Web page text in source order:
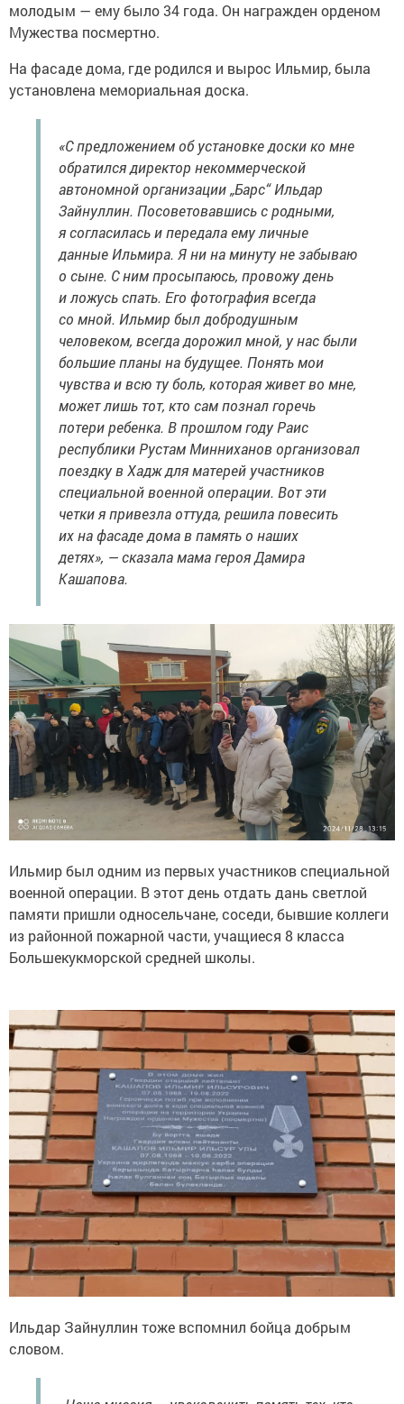
молодым — ему было 34 года. Он награжден орденом
Мужества посмертно.
На фасаде дома, где родился и вырос Ильмир, была
установлена мемориальная доска.
«С предложением об установке доски ко мне
обратился директор некоммерческой
автономной организации „Барс“ Ильдар
Зайнуллин. Посоветовавшись с родными,
я согласилась и передала ему личные
данные Ильмира. Я ни на минуту не забываю
о сыне. С ним просыпаюсь, провожу день
и ложусь спать. Его фотография всегда
со мной. Ильмир был добродушным
человеком, всегда дорожил мной, у нас были
большие планы на будущее. Понять мои
чувства и всю ту боль, которая живет во мне,
может лишь тот, кто сам познал горечь
потери ребенка. В прошлом году Раис
республики Рустам Минниханов организовал
поездку в Хадж для матерей участников
специальной военной операции. Вот эти
четки я привезла оттуда, решила повесить
их на фасаде дома в память о наших
детях», — сказала мама героя Дамира
Кашапова.
Ильмир был одним из первых участников специальной
военной операции. В этот день отдать дань светлой
памяти пришли односельчане, соседи, бывшие коллеги
из районной пожарной части, учащиеся 8 класса
Большекукморской средней школы.
Ильдар Зайнуллин тоже вспомнил бойца добрым
словом.